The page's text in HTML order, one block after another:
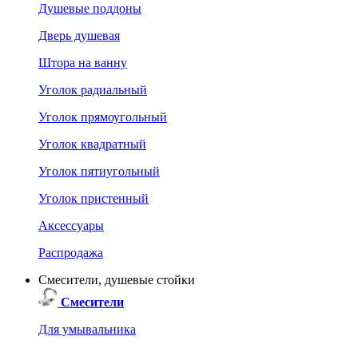
Душевые поддоны
Дверь душевая
Штора на ванну
Уголок радиальный
Уголок прямоугольный
Уголок квадратный
Уголок пятиугольный
Уголок пристенный
Аксессуары
Распродажа
Смесители, душевые стойки
Смесители
Для умывальника